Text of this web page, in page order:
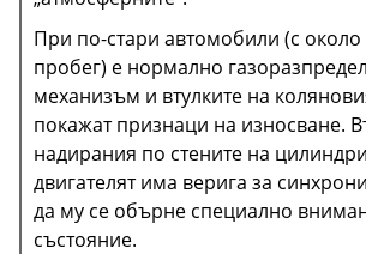
При по-стари автомобили (с около
пробег) е нормално
механизъм и втулките на
покажат признаци на износване.
надирания по стените на
двигателят има верига за
да му се обърне специално
състояние.
годините собственикът трябва да
тях. Съответно, те трябва да се
определен период от време, като
се вписва в сервизната книжка на